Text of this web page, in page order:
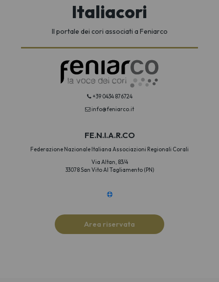
Italiacori
Il portale dei cori associati a Feniarco
+39 0434 876724
info@feniarco.it
FE.N.I.A.R.CO
Federazione Nazionale Italiana Associazioni Regionali Corali
Via Altan, 83/4
33078 San Vito Al Tagliamento (PN)
Area riservata